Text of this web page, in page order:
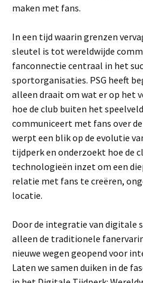
maken met fans.
In een tijd waarin grenzen
sleutel is tot wereldwijde
fanconnectie centraal in het
sportorganisaties. PSG heeft
alleen draait om wat er op het
hoe de club buiten het
communiceert met fans over
werpt een blik op de evolutie
tijdperk en onderzoekt hoe de
technologieën inzet om een
relatie met fans te creëren,
locatie.
Door de integratie van digitale
alleen de traditionele
nieuwe wegen geopend voor
Laten we samen duiken in de